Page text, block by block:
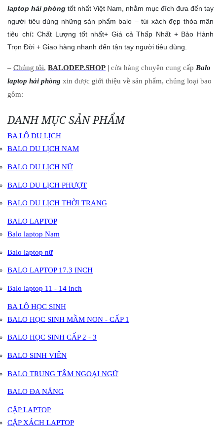
laptop hải phòng tốt nhất Việt Nam, nhằm mục đích đưa đến tay
người tiêu dùng những sản phẩm balo – túi xách đẹp thỏa mãn
tiêu chí:Chất Lượng tốt nhất+ Giá cả Thấp Nhất + Bảo Hành
Trọn Đời + Giao hàng nhanh đến tận tay người tiêu dùng.
– Chúng tôi, BALODEP.SHOP | cửa hàng chuyên cung cấp Balo
laptop hải phòng xin được giới thiệu về sản phẩm, chủng loại bao
gồm:
DANH MỤC SẢN PHẨM
BA LÔ DU LỊCH
BALO DU LỊCH NAM
BALO DU LỊCH NỮ
BALO DU LỊCH PHƯỢT
BALO DU LỊCH THỜI TRANG
BALO LAPTOP
Balo laptop Nam
Balo laptop nữ
BALO LAPTOP 17.3 INCH
Balo laptop 11 - 14 inch
BA LÔ HỌC SINH
BALO HỌC SINH MẦM NON - CẤP 1
BALO HỌC SINH CẤP 2 - 3
BALO SINH VIÊN
BALO TRUNG TÂM NGOẠI NGỮ
BALO ĐA NĂNG
CẶP LAPTOP
CẶP XÁCH LAPTOP